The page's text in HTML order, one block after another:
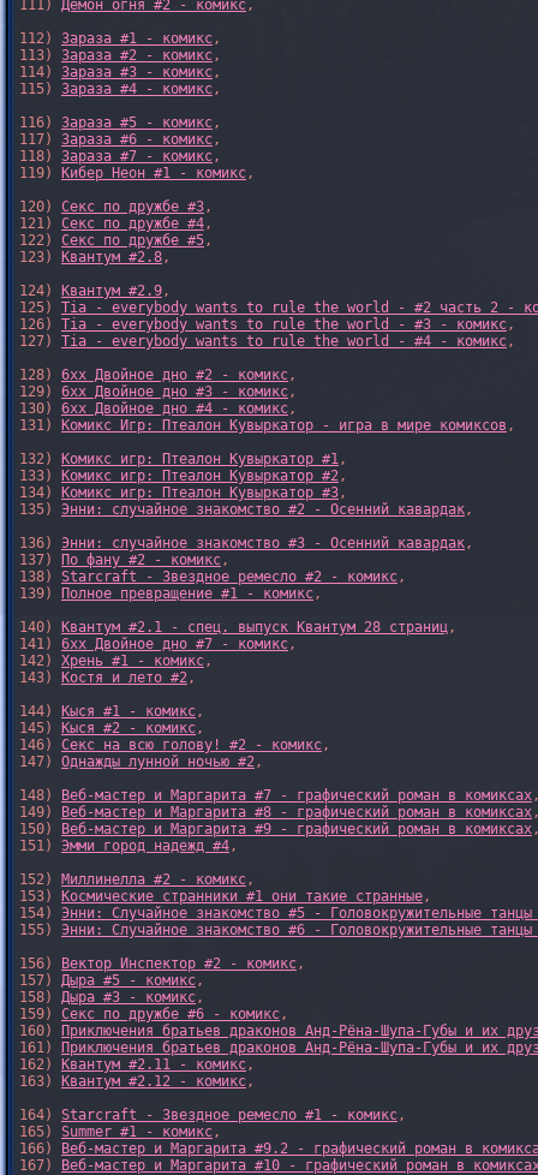
111) Демон огня #2 - комикс,
112) Зараза #1 - комикс,
113) Зараза #2 - комикс,
114) Зараза #3 - комикс,
115) Зараза #4 - комикс,
116) Зараза #5 - комикс,
117) Зараза #6 - комикс,
118) Зараза #7 - комикс,
119)
Кибер Неон #1 - комикс,
120) Секс по дружбе #3,
121) Секс по дружбе #4,
122) Секс по дружбе #5,
123)
Квантум #2.8,
124)
Квантум #2.9,
125) Tia - everybody wants to rule the world - #2 часть 2 -
126) Tia - everybody wants to rule the world - #3 - комикс,
127) Tia - everybody wants to rule the world - #4 - комикс,
128) 6xx Двойное дно #2 - комикс,
129) 6xx Двойное дно #3 - комикс,
130) 6xx Двойное дно #4 - комикс,
131)
Комикс Игр: Птеалон Кувыркатор - игра в мире комиксов ,
132)
Комикс игр: Птеалон Кувыркатор #1,
133)
Комикс игр: Птеалон Кувыркатор #2,
134)
Комикс игр: Птеалон Кувыркатор #3,
135) Энни: случайное знакомство #2 - Осенний кавардак,
136) Энни: случайное знакомство #3 - Осенний кавардак,
137)
По фану #2 - комикс,
138) Starcraft - Звездное ремесло #2 - комикс,
139)
Полное превращение #1 - комикс,
140)
Квантум #2.1 - спец. выпуск Квантум 28 страниц,
141) 6xx Двойное дно #7 - комикс,
142) Хрень #1 - комикс,
143)
Костя и лето #2,
144)
Кыся #1 - комикс,
145)
Кыся #2 - комикс,
146) Секс на всю голову! #2 - комикс,
147) Однажды лунной ночью #2,
148)
Веб-мастер и Маргарита #7 - графический роман в комиксах
149)
Веб-мастер и Маргарита #8 - графический роман в комиксах
150)
Веб-мастер и Маргарита #9 - графический роман в комиксах
151) Эмми город надежд #4,
152) Миллинелла #2 - комикс,
153)
Космические странники #1 они такие странные,
154) Энни: Случайное знакомство #5 - Головокружительные
155) Энни: Случайное знакомство #6 - Головокружительные
156)
Вектор Инспектор #2 - комикс,
157) Дыра #5 - комикс,
158) Дыра #3 - комикс,
159) Секс по дружбе #6 - комикс,
160)
Приключения братьев драконов Анд-Рёна-Шупа-Губы и их
161)
Приключения братьев драконов Анд-Рёна-Шупа-Губы и их
162)
Квантум #2.11 - комикс,
163)
Квантум #2.12 - комикс,
164) Starcraft - Звездное ремесло #1 - комикс,
165) Summer #1 - комикс,
166)
Веб-мастер и Маргарита #9.2 - графический роман в
167)
Веб-мастер и Маргарита #10 - графический роман в